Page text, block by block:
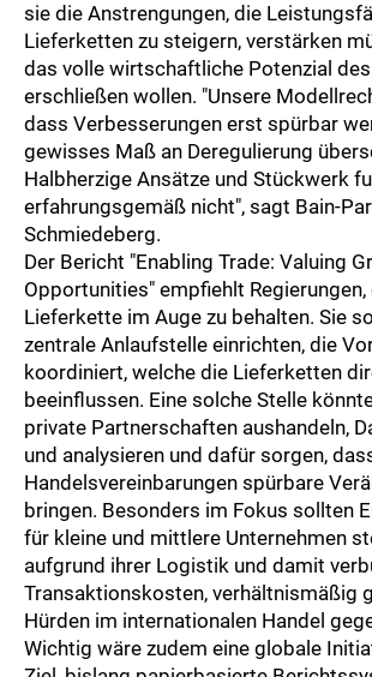
sie die Anstrengungen, die
Lieferketten zu steigern, verstärken
das volle wirtschaftliche Potenzial
erschließen wollen. "Unsere
dass Verbesserungen erst spürbar
gewisses Maß an Deregulierung
Halbherzige Ansätze und Stückwerk
erfahrungsgemäß nicht", sagt Bain-
Schmiedeberg.
Der Bericht "Enabling Trade: Valuing
Opportunities" empfiehlt
Lieferkette im Auge zu behalten. Sie
zentrale Anlaufstelle einrichten, die
koordiniert, welche die Lieferketten
beeinflussen. Eine solche Stelle
private Partnerschaften aushandeln,
und analysieren und dafür sorgen,
Handelsvereinbarungen spürbare
bringen. Besonders im Fokus sollten
für kleine und mittlere Unternehmen
aufgrund ihrer Logistik und damit
Transaktionskosten, verhältnismäßig
Hürden im internationalen Handel
Wichtig wäre zudem eine globale